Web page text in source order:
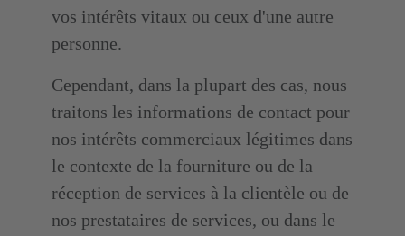
vos intérêts vitaux ou ceux d'une autre
personne.
Cependant, dans la plupart des cas, nous
traitons les informations de contact pour
nos intérêts commerciaux légitimes dans
le contexte de la fourniture ou de la
réception de services à la clientèle ou de
nos prestataires de services, ou dans le